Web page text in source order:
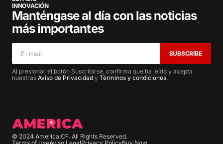
INNOVACIÓN
Manténgase al día con las noticias
más importantes
SUBSCRIBE
Al presionar el botón Suscribirse, confirma que ha leído y acepta
nuestras Aviso de Privacidad y Términos y condiciones.
© 2024 America CF. All Rights Reserved.